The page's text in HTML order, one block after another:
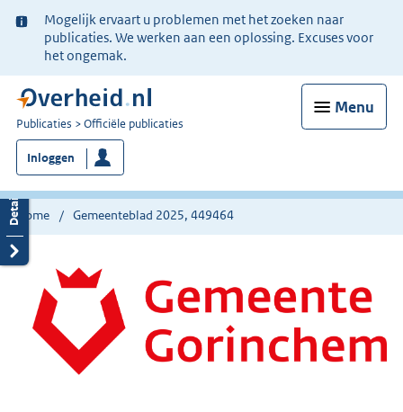
Ter
informatie:
Mogelijk ervaart u problemen met het zoeken naar
publicaties. We werken aan een oplossing. Excuses voor
het ongemak.
Menu
U
bent
nu
hier:
Publicaties Officiële publicaties
Inloggen
Home Gemeenteblad 2025, 449464